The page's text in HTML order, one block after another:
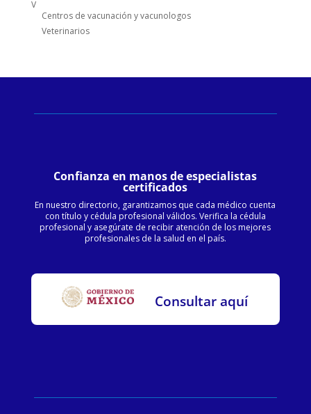
V
Centros de vacunación y vacunologos
Veterinarios
Confianza en manos de especialistas
certificados
En nuestro directorio, garantizamos que cada médico cuenta
con título y cédula profesional válidos. Verifica la cédula
profesional y asegúrate de recibir atención de los mejores
profesionales de la salud en el país.
Consultar aquí